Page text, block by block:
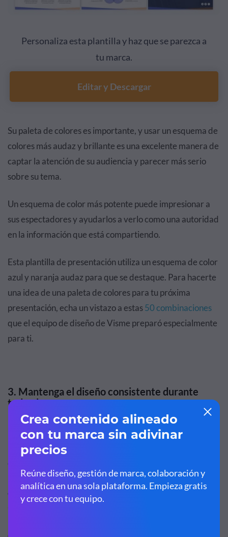
Personaliza esta plantilla y haz que se parezca a
tu marca.
Editar y Descargar
Su paleta de colores es importante, y usar un esquema de
colores más audaz y brillante es una excelente manera de
captar la atención de su audiencia y parecer más serio
sobre su tema.
Un esquema de color más potente puede impresionar a
sus espectadores y ayudarlos a verlo como una autoridad
en la información que está compartiendo.
Esta plantilla de presentación utiliza un esquema de color
azul y naranja audaz para que se destaque. Para hacerte
una idea de una paleta de colores para tu próxima
presentación, echa un vistazo a estas50 combinaciones
que el equipo de diseño de Visme preparó especialmente
para ti.
3. Mantenga el diseño consistente durante
todo el proceso.
En el último tema, solo compartimos algunasplantillas de
presentaciónen muchos estilos diferentes, todos los
¿Notaste algo en estos modelos? Algo le llamó la
atención.
Aquí tienes otro ejemplo para que le eches un vistazo.